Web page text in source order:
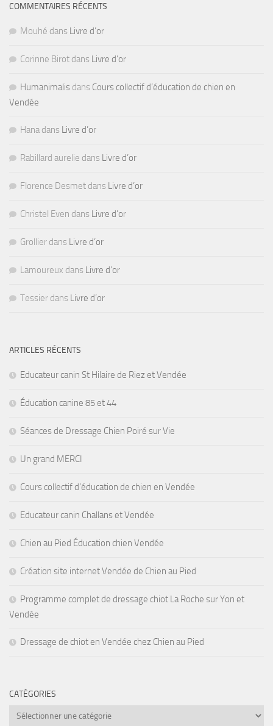
COMMENTAIRES RÉCENTS
Mouhé dans Livre d’or
Corinne Birot dans Livre d’or
Humanimalis dans Cours collectif d’éducation de chien en
Vendée
Hana dans Livre d’or
Rabillard aurelie dans Livre d’or
Florence Desmet dans Livre d’or
Christel Even dans Livre d’or
Grollier dans Livre d’or
Lamoureux dans Livre d’or
Tessier dans Livre d’or
ARTICLES RÉCENTS
Educateur canin St Hilaire de Riez et Vendée
Éducation canine 85 et 44
Séances de Dressage Chien Poiré sur Vie
Un grand MERCI
Cours collectif d’éducation de chien en Vendée
Educateur canin Challans et Vendée
Chien au Pied Éducation chien Vendée
Création site internet Vendée de Chien au Pied
Programme complet de dressage chiot La Roche sur Yon et
Vendée
Dressage de chiot en Vendée chez Chien au Pied
CATÉGORIES
Catégories